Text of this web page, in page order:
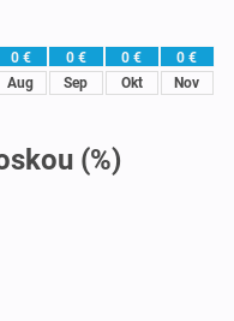
0 €
Aug
0 €
Sep
0 €
Okt
0 €
Nov
(%)